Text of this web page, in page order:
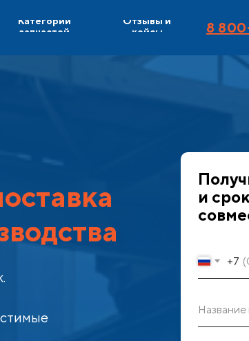
8
Отзывы и
кейсы
Категории
запчастей
+7
и